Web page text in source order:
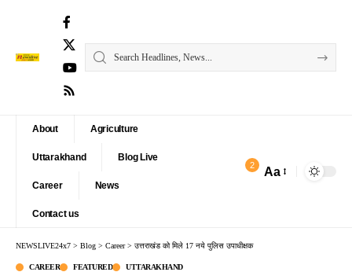
About Agriculture
Uttarakhand Blog Live
Career News
Contact us
2 Aa
NEWSLIVE24x7 > Blog > Career> उत्तराखंड को मिले 17 नये पुलिस उपाधीक्षक
CAREER FEATURED UTTARAKHAND